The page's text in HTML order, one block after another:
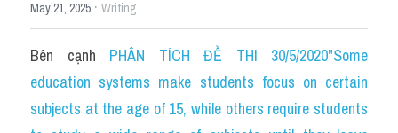
Đề thi thật Task 1
May 21, 2025 · Writing
Bên cạnh PHÂN TÍCH ĐỀ THI 30/5/2020"Some
education systems make students focus on certain
subjects at the age of 15, while others require students